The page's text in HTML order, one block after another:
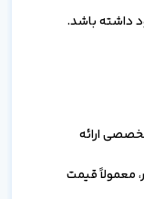
داشته باشد.
ارائه
معمولاً قیمت